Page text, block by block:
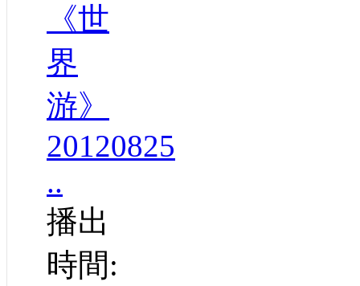
《世
界
游》
20120825
..
播出
時間: